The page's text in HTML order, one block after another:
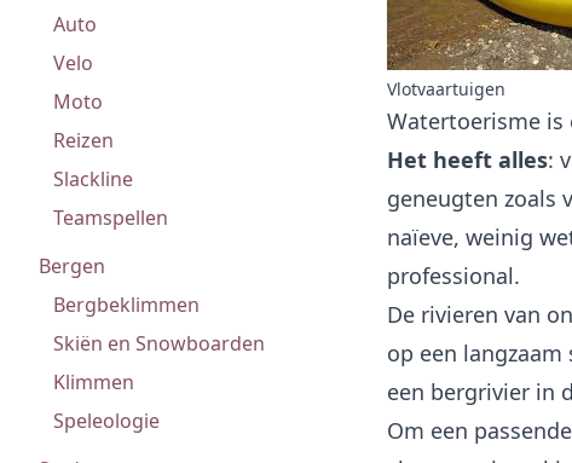
Auto
Velo
Moto
Reizen
Slackline
Teamspellen
Bergen
Bergbeklimmen
Skiën en Snowboarden
Klimmen
Speleologie
Vlotvaartuigen
Watertoerisme is
Het heeft alles:
geneugten zoals
naïeve, weinig
professional.
De rivieren van
op een
een bergrivier in
Om een